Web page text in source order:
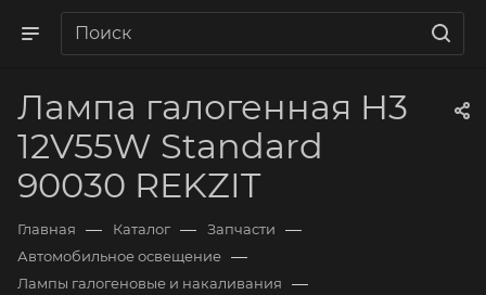
Лампа галогенная H3
12V55W Standard
90030 REKZIT
Главная — Каталог — Запчасти —
Автомобильное освещение —
Лампы галогеновые и накаливания —